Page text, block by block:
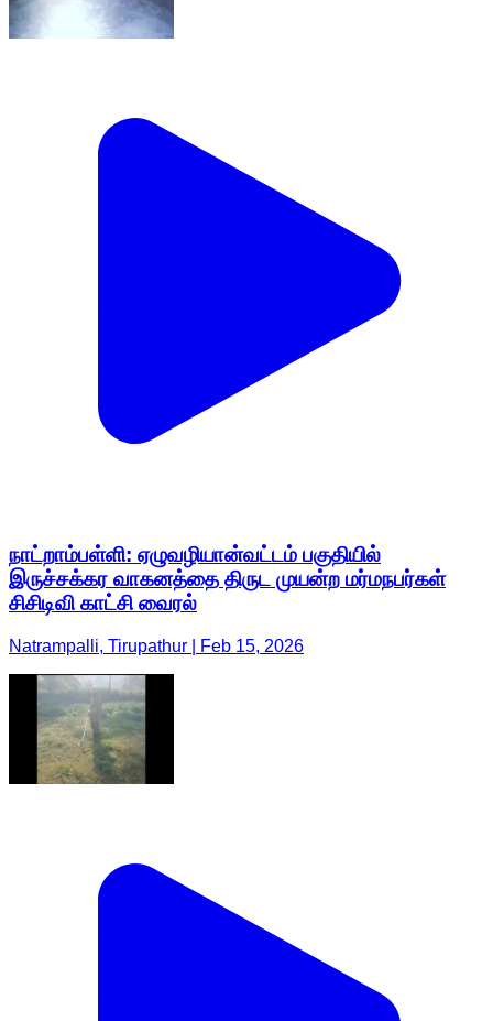
நாட்றாம்பள்ளி: ஏழுவழியான்வட்டம் பகுதியில்
இருச்சக்கர வாகனத்தை திருட முயன்ற மர்மநபர்கள்
சிசிடிவி காட்சி வைரல்
Natrampalli, Tirupathur | Feb 15, 2026